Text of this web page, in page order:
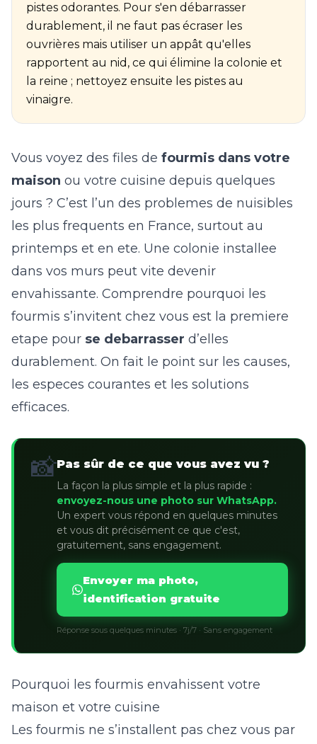
pistes odorantes. Pour s'en débarrasser
durablement, il ne faut pas écraser les
ouvrières mais utiliser un appât qu'elles
rapportent au nid, ce qui élimine la colonie et
la reine ; nettoyez ensuite les pistes au
vinaigre.
Vous voyez des files de fourmis dans votre
maison ou votre cuisine depuis quelques
jours ? C’est l’un des problemes de nuisibles
les plus frequents en France, surtout au
printemps et en ete. Une colonie installee
dans vos murs peut vite devenir
envahissante. Comprendre pourquoi les
fourmis s’invitent chez vous est la premiere
etape pour se debarrasser d’elles
durablement. On fait le point sur les causes,
les especes courantes et les solutions
efficaces.
📸Pas sûr de ce que vous avez vu ?
La façon la plus simple et la plus rapide :
envoyez-nous une photo sur WhatsApp.
Un expert vous répond en quelques minutes
et vous dit précisément ce que c'est,
gratuitement, sans engagement.
Envoyer ma photo,
identification gratuite
Réponse sous quelques minutes · 7j/7 · Sans engagement
Pourquoi les fourmis envahissent votre
maison et votre cuisine
Les fourmis ne s’installent pas chez vous par